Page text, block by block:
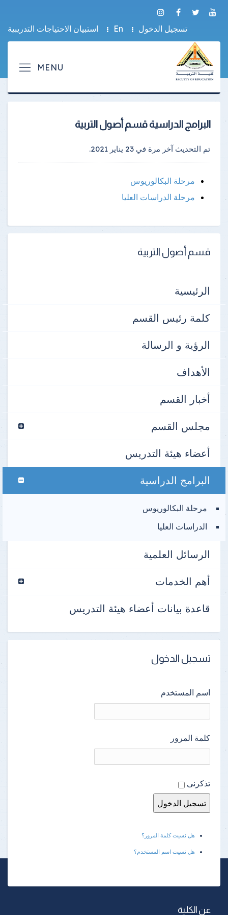
تسجيل الدخول En استبيان الاحتياجات التدريبية
البرامج الدراسية قسم أصول التربية
تم التحديث آخر مرة في 23 يناير 2021 .
مرحلة البكالوريوس
مرحلة الدراسات العليا
قسم أصول التربية
الرئيسية
كلمة رئيس القسم
الرؤية و الرسالة
الأهداف
أخبار القسم
مجلس القسم
أعضاء هيئة التدريس
البرامج الدراسية
مرحلة البكالوريوس
الدراسات العليا
الرسائل العلمية
أهم الخدمات
قاعدة بيانات أعضاء هيئة التدريس
تسجيل الدخول
اسم المستخدم
كلمة المرور
تذكرنى
هل نسيت كلمة المرور؟
هل نسيت اسم المستخدم؟
عن الكلية